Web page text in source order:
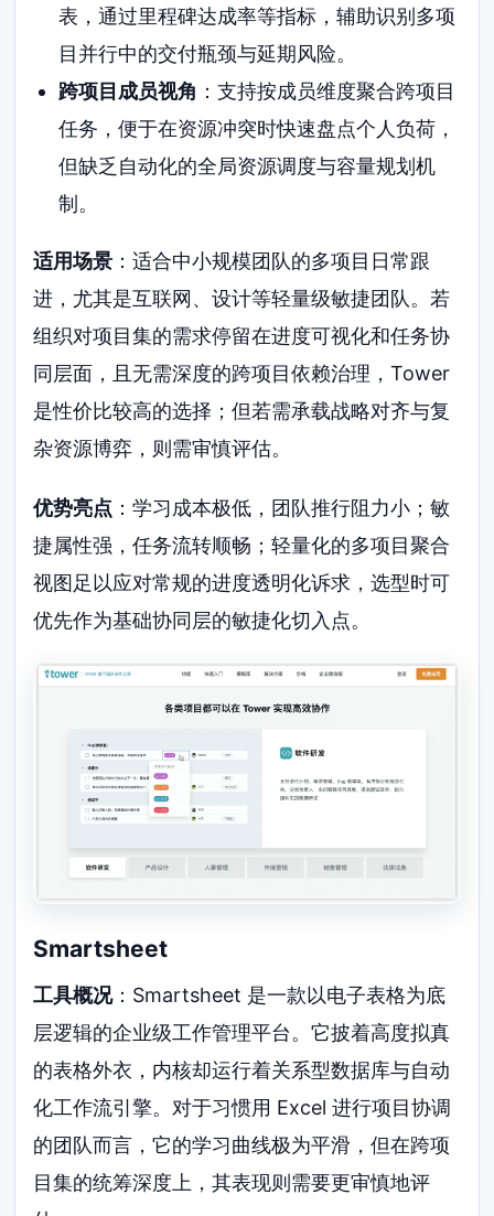
表，通过里程碑达成率等指标，辅助识别多项
目并行中的交付瓶颈与延期风险。
跨项目成员视角 ：支持按成员维度聚合跨项目
任务，便于在资源冲突时快速盘点个人负荷，
但缺乏自动化的全局资源调度与容量规划机
制。
适用场景 ：适合中小规模团队的多项目日常跟
进，尤其是互联网、设计等轻量级敏捷团队。若
组织对项目集的需求停留在进度可视化和任务协
同层面，且无需深度的跨项目依赖治理，Tower
是性价比较高的选择；但若需承载战略对齐与复
杂资源博弈，则需审慎评估。
优势亮点 ：学习成本极低，团队推行阻力小；敏
捷属性强，任务流转顺畅；轻量化的多项目聚合
视图足以应对常规的进度透明化诉求，选型时可
优先作为基础协同层的敏捷化切入点。
Smartsheet
工具概况：Smartsheet 是一款以电子表格为底
层逻辑的企业级工作管理平台。它披着高度拟真
的表格外衣，内核却运行着关系型数据库与自动
化工作流引擎。对于习惯用 Excel 进行项目协调
的团队而言，它的学习曲线极为平滑，但在跨项
目集的统筹深度上，其表现则需要更审慎地评